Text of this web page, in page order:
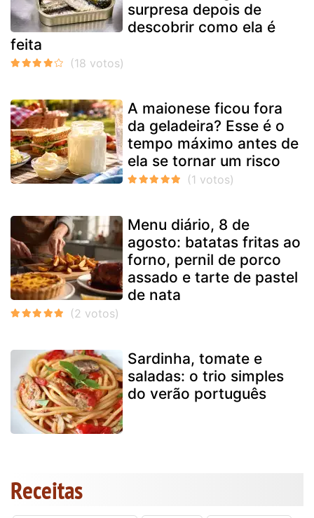
surpresa depois de
descobrir como ela é
feita
A maionese ficou fora
da geladeira? Esse é o
tempo máximo antes de
ela se tornar um risco
Menu diário, 8 de
agosto: batatas fritas ao
forno, pernil de porco
assado e tarte de pastel
de nata
Sardinha, tomate e
saladas: o trio simples
do verão português
Receitas